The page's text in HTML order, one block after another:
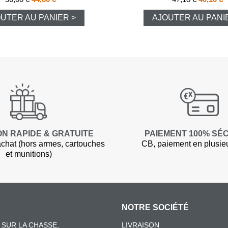
Pantalons
Gilets
T-shirts,
Gants
AU PANIER > AJOUTER AU
RAPIDE & GRATUITE
(hors armes, cartouches
et munitions)
PAIEMENT 100%
CB, paiement en
LA CHASSE,
NOTRE SOCIÉTÉ
LIVRAISON